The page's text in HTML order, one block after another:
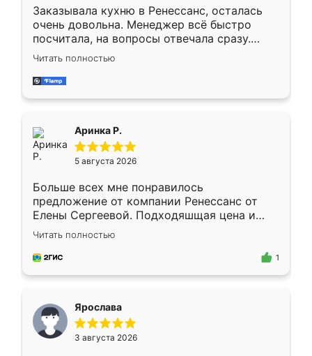
Заказывала кухню в Ренессанс, осталась
очень довольна. Менеджер всё быстро
посчитала, на вопросы отвечала сразу.
Замерщик приехал в субботу, подошёл к
делу со всей ответственностью. Собрали
за день, ребята работали аккуратно, даже
Читать полностью
Аринка Р.
5 августа 2026
Больше всех мне понравилось
предложение от компании Ренессанс от
Елены Сергеевой. Подходяшщая цена и
короткие сроки изготовления. Приехавший
для замера сотрудник Владислав
предложил по моему эскизу самый
Читать полностью
1
Ярослава
3 августа 2026